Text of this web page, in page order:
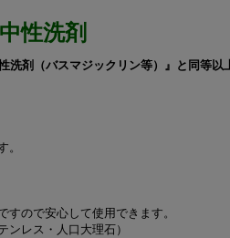
性洗剤
洗剤（バスマジックリン等）』と同等以
ので安心して使用できます。
レス・人口大理石）